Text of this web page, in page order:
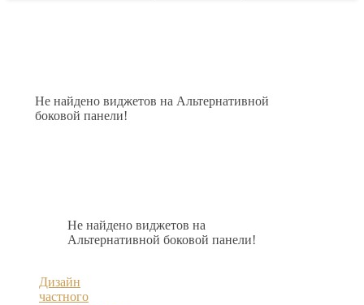
Не найдено виджетов на Альтернативной
боковой панели!
Не найдено виджетов на
Альтернативной боковой панели!
Дизайн
частного